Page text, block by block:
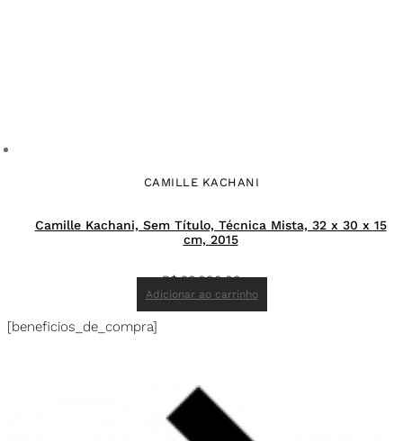
CAMILLE KACHANI
Camille Kachani, Sem Título, Técnica Mista, 32 x 30 x 15
cm, 2015
R$28.000,00
Adicionar ao carrinho
[beneficios_de_compra]